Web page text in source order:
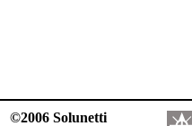
©2006 Solunetti